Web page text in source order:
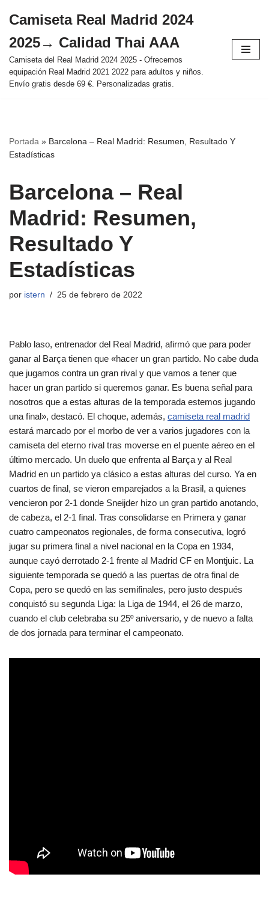
al
contenido
Camiseta Real Madrid 2024
2025→ Calidad Thai AAA
Camiseta del Real Madrid 2024 2025 - Ofrecemos
equipación Real Madrid 2021 2022 para adultos y niños.
Envío gratis desde 69 €. Personalizadas gratis.
Portada » Barcelona – Real Madrid: Resumen, Resultado Y
Estadísticas
Barcelona – Real
Madrid: Resumen,
Resultado Y
Estadísticas
por istern 25 de febrero de 2022
Pablo laso, entrenador del Real Madrid, afirmó que para poder
ganar al Barça tienen que «hacer un gran partido. No cabe duda
que jugamos contra un gran rival y que vamos a tener que
hacer un gran partido si queremos ganar. Es buena señal para
nosotros que a estas alturas de la temporada estemos jugando
una final», destacó. El choque, además, camiseta real madrid
estará marcado por el morbo de ver a varios jugadores con la
camiseta del eterno rival tras moverse en el puente aéreo en el
último mercado. Un duelo que enfrenta al Barça y al Real
Madrid en un partido ya clásico a estas alturas del curso. Ya en
cuartos de final, se vieron emparejados a la Brasil, a quienes
vencieron por 2-1 donde Sneijder hizo un gran partido anotando,
de cabeza, el 2-1 final. Tras consolidarse en Primera y ganar
cuatro campeonatos regionales, de forma consecutiva, logró
jugar su primera final a nivel nacional en la Copa en 1934,
aunque cayó derrotado 2-1 frente al Madrid CF en Montjuic. La
siguiente temporada se quedó a las puertas de otra final de
Copa, pero se quedó en las semifinales, pero justo después
conquistó su segunda Liga: la Liga de 1944, el 26 de marzo,
cuando el club celebraba su 25º aniversario, y de nuevo a falta
de dos jornada para terminar el campeonato.